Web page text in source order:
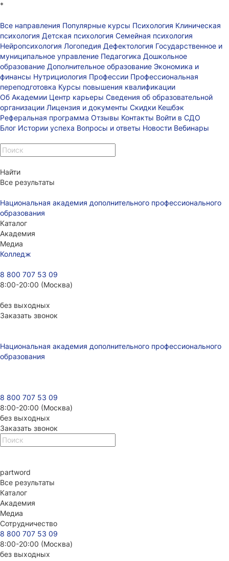
*
Все направления Популярные курсы Психология Клиническая
психология Детская психология Семейная психология
Нейропсихология Логопедия Дефектология Государственное и
муниципальное управление Педагогика Дошкольное
образование Дополнительное образование Экономика и
финансы Нутрициология Профессии Профессиональная
переподготовка Курсы повышения квалификации
Об Академии Центр карьеры Сведения об образовательной
организации Лицензия и документы Скидки Кешбэк
Реферальная программа Отзывы Контакты Войти в СДО
Блог Истории успеха Вопросы и ответы Новости Вебинары
Найти
Все результаты
Национальная академия дополнительного профессионального
образования
Каталог
Академия
Медиа
Колледж
8 800 707 53 09
8:00-20:00 (Москва)
без выходных
Заказать звонок
Национальная академия дополнительного профессионального
образования
8 800 707 53 09
8:00-20:00 (Москва)
без выходных
Заказать звонок
partword
Все результаты
Каталог
Академия
Медиа
Сотрудничество
8 800 707 53 09
8:00-20:00 (Москва)
без выходных